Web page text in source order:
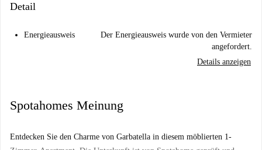
Detail
Energieausweis
Der Energieausweis wurde von den Vermieter
angefordert.
Details anzeigen
Spotahomes Meinung
Entdecken Sie den Charme von Garbatella in diesem möblierten 1-